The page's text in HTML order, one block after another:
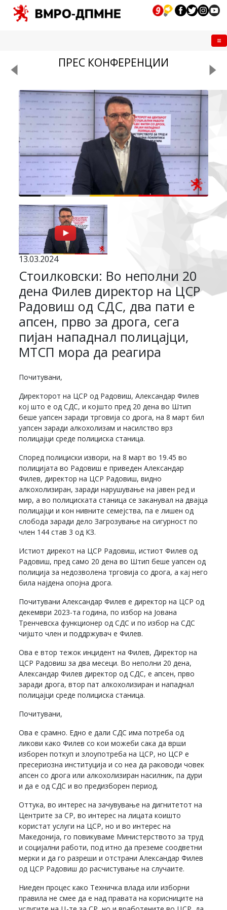
ПРЕС КОНФЕРЕНЦИИ
13.03.2024
Стоилковски: Во неполни 20
дена Филев директор на ЦСР
Радовиш од СДС, два пати е
апсен, прво за дрога, сега
пијан нападнал полицајци,
МТСП мора да реагира
Почитувани,
Директорот на ЦСР од Радовиш, Александар Филев
кој што е од СДС, и којшто пред 20 дена во Штип
беше уапсен заради трговија со дрога, на 8 март бил
уапсен заради алкохолизам и насилство врз
полицајци среде полициска станица.
Според полициски извори, на 8 март во 19.45 во
полицијата во Радовиш е приведен Александар
Филев, директор на ЦСР Радовиш, видно
алкохолизиран, заради нарушување на јавен ред и
мир, а во полициската станица се заканувал на двајца
полицајци и кон нивните семејства, па е лишен од
слобода заради дело Загрозување на сигурност по
член 144 став 3 од КЗ.
Истиот дирекот на ЦСР Радовиш, истиот Филев од
Радовиш, пред само 20 дена во Штип беше уапсен од
полиција за недозволена трговија со дрога, а кај него
била најдена опојна дрога.
Почитувани Александар Филев е директор на ЦСР од
декември 2023-та година, по избор на Јована
Тренчевска функционер од СДС и по избор на СДС
чијшто член и поддржувач е Филев.
Ова е втор тежок инцидент на Филев, Директор на
ЦСР Радовиш за два месеци. Во неполни 20 дена,
Александар Филев директор од СДС, е апсен, прво
заради дрога, втор пат алкохолизиран и нападнал
полицајци среде полициска станица.
Почитувани,
Ова е срамно. Едно е дали СДС има потреба од
ликови како Филев со кои можеби сака да врши
изборен поткуп и злоупотреба на ЦСР, но ЦСР е
пресериозна институција и со неа да раководи човек
апсен со дрога или алкохолизиран насилник, па дури
и да е од СДС и во предизборен период.
Оттука, во интерес на зачувување на дигнитетот на
Центрите за СР, во интерес на лицата коишто
користат услуги на ЦСР, но и во интерес на
Македонија, го повикуваме Министерството за труд
и социјални работи, под итно да преземе соодветни
мерки и да го разреши и отстрани Александар Филев
од ЦСР Радовиш до расчистување на случаите.
Ниеден процес како Техничка влада или изборни
правила не смее да е над правата на корисниците на